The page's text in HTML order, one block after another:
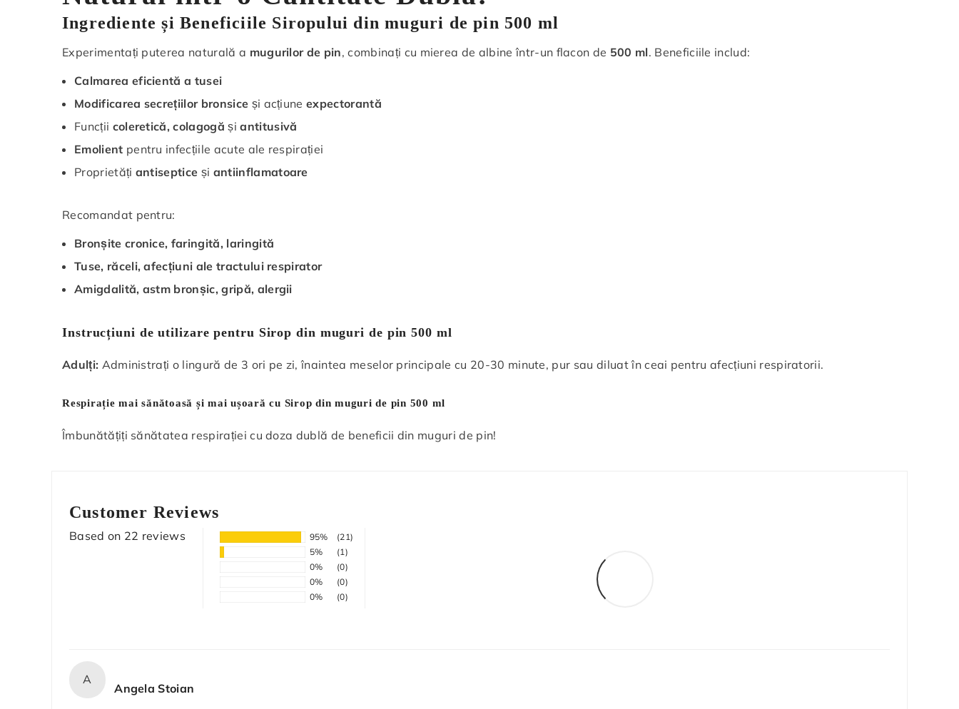
Distribuie
Ingrediente și Beneficiile Siropului din muguri de pin 500 ml
Experimentați puterea naturală a mugurilor de pin, combinați cu mierea de albine într-un flacon de 500 ml. Beneficiile includ:
Calmarea eficientă a tusei
Modificarea secrețiilor bronsice și acțiune expectorantă
Funcții coleretică, colagogă și antitusivă
Emolient pentru infecțiile acute ale respirației
Proprietăți antiseptice și antiinflamatoare
Recomandat pentru:
Bronșite cronice, faringită, laringită
Tuse, răceli, afecțiuni ale tractului respirator
Amigdalită, astm bronșic, gripă, alergii
Instrucțiuni de utilizare pentru Sirop din muguri de pin 500 ml
Adulți: Administrați o lingură de 3 ori pe zi, înaintea meselor principale cu 20-30 minute, pur sau diluat în ceai pentru afecțiuni respiratorii.
Respirație mai sănătoasă și mai ușoară cu Sirop din muguri de pin 500 ml
Îmbunătățiți sănătatea respirației cu doza dublă de beneficii din muguri de pin!
Customer Reviews
Based on 22 reviews 95%
(21)
5%
(1)
0%
(0)
0%
(0)
0%
(0)
A
Angela Stoian